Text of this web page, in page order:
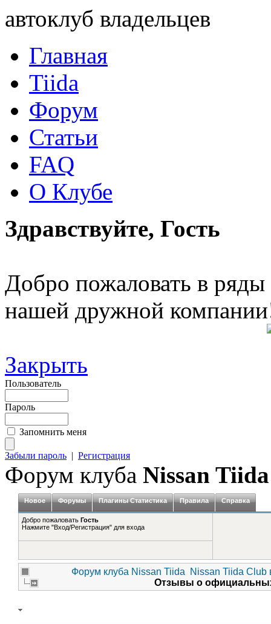
автоклуб владельцев
Главная
Tiida
Форум
Статьи
FAQ
О Клубе
Здравствуйте, Гость
Добро пожаловать в ряды
нашей дружной
Закрыть
Пользователь
Пароль
Запомнить меня
Забыли пароль | Регистрация
Форум клуба Nissan Tiida
Новое Форумы Плагины Статистика Правила Справка
Добро пожаловать Гость
Нажмите "Вход/Регистрация" для входа
Форум клуба Nissan Tiida
Nissan Tiida Club
Отзывы о